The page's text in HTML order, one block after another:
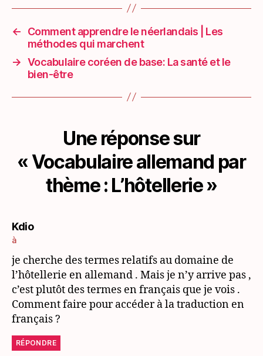
←
Comment apprendre le néerlandais | Les
méthodes qui marchent
→ Vocabulaire coréen de base: La santé et le
bien-être
Une réponse sur
« Vocabulaire allemand par
thème : L’hôtellerie »
Kdiodit :
à
je cherche des termes relatifs au domaine de
l’hôtellerie en allemand . Mais je n’y arrive pas ,
c’est plutôt des termes en français que je vois .
Comment faire pour accéder à la traduction en
français ?
RÉPONDRE